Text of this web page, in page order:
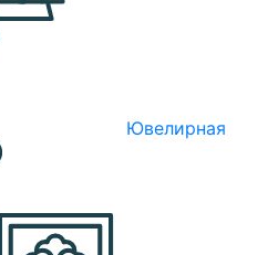
Ювелирная